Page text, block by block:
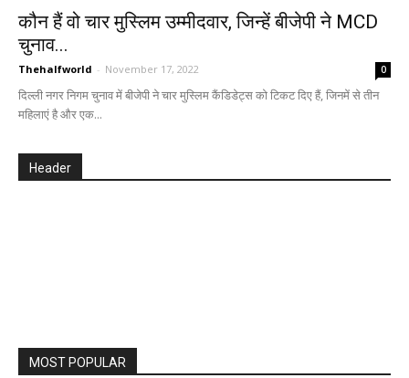
कौन हैं वो चार मुस्लिम उम्मीदवार, जिन्हें बीजेपी ने MCD
चुनाव...
Thehalfworld - November 17, 2022 0
दिल्ली नगर निगम चुनाव में बीजेपी ने चार मुस्लिम कैंडिडेट्स को टिकट दिए हैं, जिनमें से तीन
महिलाएं है और एक...
Header
MOST POPULAR